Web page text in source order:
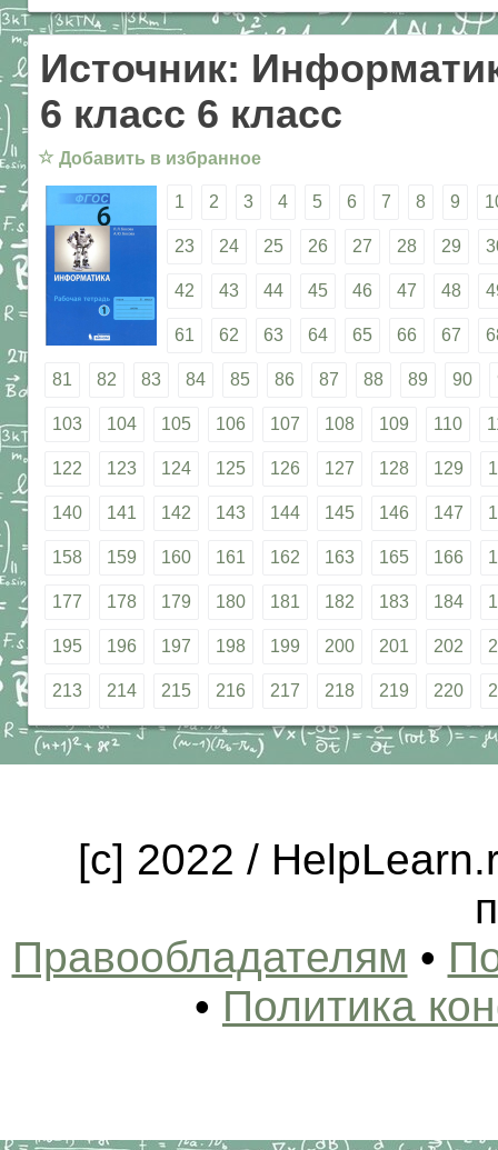
Источник:
6 класс 6 класс
☆ Добавить в избранное
1 2 3 4 5 6 7 8 9
23 24 25 26 27 28 29
42 43 44 45 46 47 48
61 62 63 64 65 66 67
81 82 83 84 85 86 87 88 89 90
103 104 105 106 107 108 109 110
122 123 124 125 126 127 128 129
140 141 142 143 144 145 146 147
158 159 160 161 162 163 165 166
177 178 179 180 181 182 183 184
195 196 197 198 199 200 201 202
213 214 215 216 217 218 219 220
[c] 2022 /
Правообладателям •
• Политика